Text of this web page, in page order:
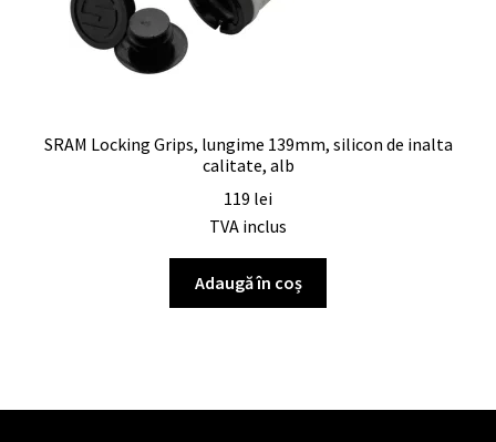
SRAM Locking Grips, lungime 139mm, silicon de inalta
calitate, alb
119 lei
TVA inclus
Adaugă în coș